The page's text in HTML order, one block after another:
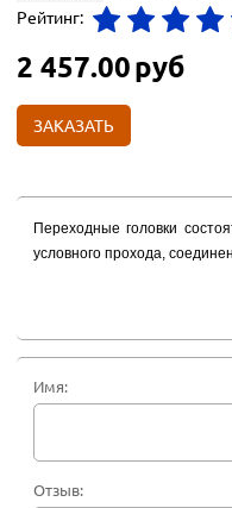
Рейтинг:
2 457.00руб
ЗАКАЗАТЬ
Переходные головки
условного прохода,
Имя:
Отзыв: